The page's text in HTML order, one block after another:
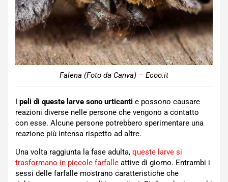
Falena (Foto da Canva) – Ecoo.it
I peli di queste larve sono urticanti e possono causare
reazioni diverse nelle persone che vengono a contatto
con esse. Alcune persone potrebbero sperimentare una
reazione più intensa rispetto ad altre.
Una volta raggiunta la fase adulta, queste larve si
trasformano in piccole farfalle attive di giorno. Entrambi i
sessi delle farfalle mostrano caratteristiche che